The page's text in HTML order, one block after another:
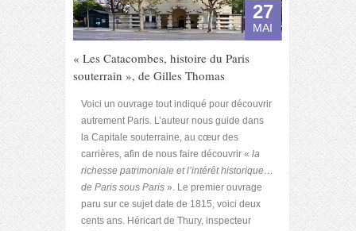
27
MAI
« Les Catacombes, histoire du Paris
souterrain », de Gilles Thomas
Voici un ouvrage tout indiqué pour découvrir
autrement Paris. L’auteur nous guide dans
la Capitale souterraine, au cœur des
carrières, afin de nous faire découvrir « la
richesse patrimoniale et l’intérêt historique…
de Paris sous Paris ». Le premier ouvrage
paru sur ce sujet date de 1815, voici deux
cents ans. Héricart de Thury, inspecteur